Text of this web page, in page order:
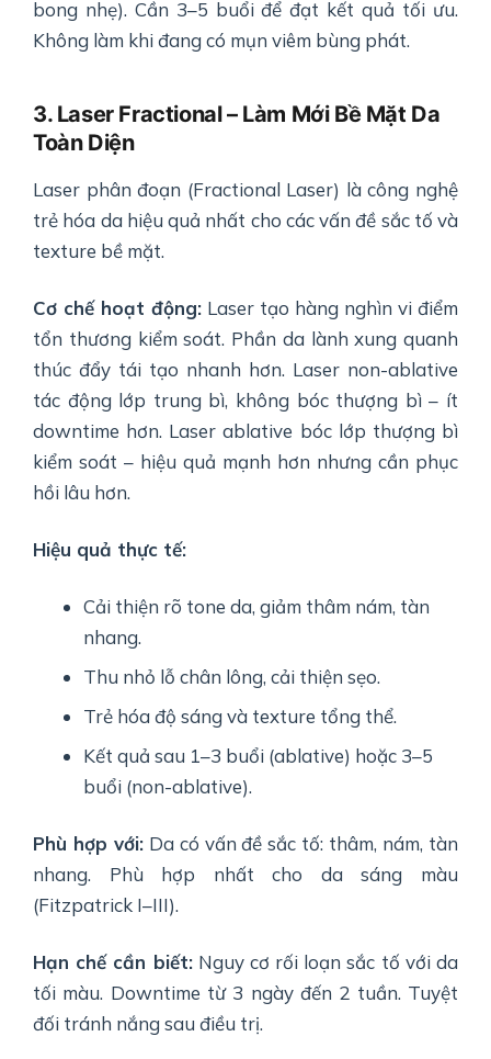
bong nhẹ). Cần 3–5 buổi để đạt kết quả tối ưu.
Không làm khi đang có mụn viêm bùng phát.
3. Laser Fractional – Làm Mới Bề Mặt Da
Toàn Diện
Laser phân đoạn (Fractional Laser) là công nghệ
trẻ hóa da hiệu quả nhất cho các vấn đề sắc tố và
texture bề mặt.
Cơ chế hoạt động: Laser tạo hàng nghìn vi điểm
tổn thương kiểm soát. Phần da lành xung quanh
thúc đẩy tái tạo nhanh hơn. Laser non-ablative
tác động lớp trung bì, không bóc thượng bì – ít
downtime hơn. Laser ablative bóc lớp thượng bì
kiểm soát – hiệu quả mạnh hơn nhưng cần phục
hồi lâu hơn.
Hiệu quả thực tế:
Cải thiện rõ tone da, giảm thâm nám, tàn
nhang.
Thu nhỏ lỗ chân lông, cải thiện sẹo.
Trẻ hóa độ sáng và texture tổng thể.
Kết quả sau 1–3 buổi (ablative) hoặc 3–5
buổi (non-ablative).
Phù hợp với:Da có vấn đề sắc tố: thâm, nám, tàn
nhang. Phù hợp nhất cho da sáng màu
(Fitzpatrick I–III).
Hạn chế cần biết:Nguy cơ rối loạn sắc tố với da
tối màu. Downtime từ 3 ngày đến 2 tuần. Tuyệt
đối tránh nắng sau điều trị.